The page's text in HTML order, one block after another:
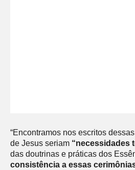
“Encontramos nos escritos
de Jesus seriam “necessidades
das doutrinas e práticas dos
consistência a essas